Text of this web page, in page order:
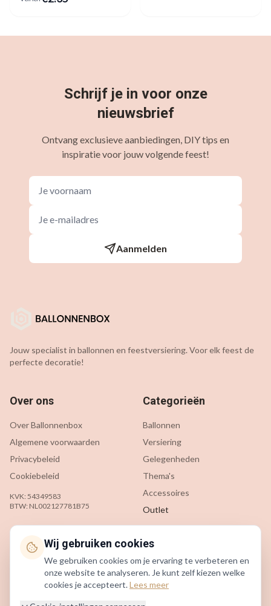
Schrijf je in voor onze
nieuwsbrief
Ontvang exclusieve aanbiedingen, DIY tips en
inspiratie voor jouw volgende feest!
Aanmelden
Jouw specialist in ballonnen en feestversiering. Voor elk feest de
perfecte decoratie!
Over ons
Over Ballonnenbox
Algemene voorwaarden
Privacybeleid
Cookiebeleid
KVK: 54349583
BTW: NL002127781B75
Categorieën
Ballonnen
Versiering
Gelegenheden
Thema's
Accessoires
Outlet
Klantenservice
Veelgestelde vragen
Contact
info@ballonnenbox.nl
085 200 7442
Wij gebruiken cookies
We gebruiken cookies om je ervaring te verbeteren en
onze website te analyseren. Je kunt zelf kiezen welke
cookies je accepteert.Lees meer